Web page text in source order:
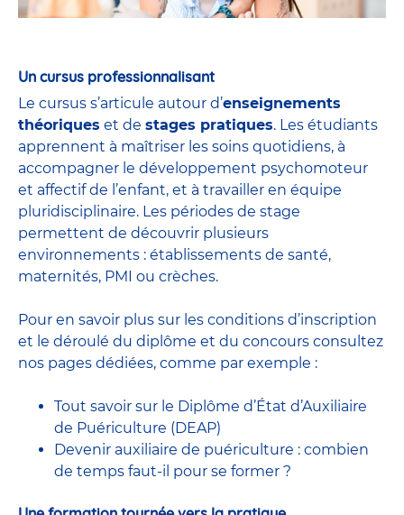
Un cursus professionnalisant
Le cursus s’articule autour d’enseignements
théoriques et de stages pratiques. Les étudiants
apprennent à maîtriser les soins quotidiens, à
accompagner le développement psychomoteur
et affectif de l’enfant, et à travailler en équipe
pluridisciplinaire. Les périodes de stage
permettent de découvrir plusieurs
environnements : établissements de santé,
maternités, PMI ou crèches.
Pour en savoir plus sur les conditions d’inscription
et le déroulé du diplôme et du concours consultez
nos pages dédiées, comme par exemple :
Tout savoir sur le Diplôme d’État d’Auxiliaire
de Puériculture (DEAP)
Devenir auxiliaire de puériculture : combien
de temps faut-il pour se former ?